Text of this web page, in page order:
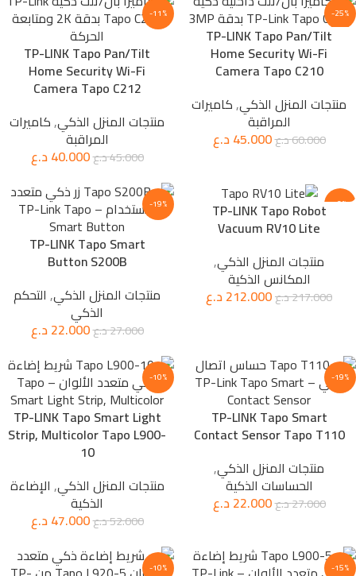
-25%
TP-LINK Tapo Pan/Tilt
Home Security Wi-Fi
Camera Tapo C210
منتجات المنزل الذكي,كاميرات
المراقبة
60.000د.ع45.000د.ع
-11%
TP-LINK Tapo Pan/Tilt
Home Security Wi-Fi
Camera Tapo C212
منتجات المنزل الذكي,كاميرات
المراقبة
45.000د.ع40.000د.ع
-2%
TP-LINK Tapo Robot
Vacuum RV10 Lite
منتجات المنزل الذكي,
المكانس الذكية
217.000د.ع212.000د.ع
-19%
TP-LINK Tapo Smart
Button S200B
منتجات المنزل الذكي, التحكم
الذكي
27.000د.ع22.000د.ع
-19%
TP-LINK Tapo Smart
Contact Sensor Tapo T110
منتجات المنزل الذكي,
الحساسات الذكية
27.000د.ع22.000د.ع
-10%
TP-LINK Tapo Smart Light
Strip, Multicolor Tapo L900-
10
منتجات المنزل الذكي, الإضاءة
الذكية
52.000د.ع47.000د.ع
-15%
-10%